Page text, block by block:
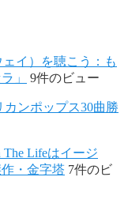
ェイ）を聴こう：も
」
9件のビュー
ンポップス30曲勝
Lifeはイージ
・金字塔 7件のビ